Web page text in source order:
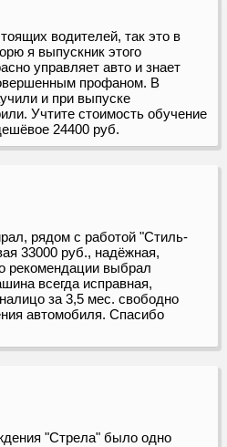
водителей, так это в
я выпускник этого
управляет авто и знает
профаном. В
и при выпуске
Учтите стоимость обучение
24400 руб.
рядом с работой "Стиль-
33000 руб., надёжная,
рекомендации выбрал
всегда исправная,
за 3,5 мес. свободно
автомобиля. Спасибо
"Стрела" было одно